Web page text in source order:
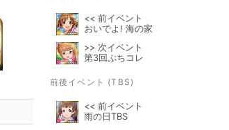
<< 前イベント
おいでよ! 海の家
>> 次イベント
第3回ぷちコレ
前後イベント (TBS)
<< 前イベント
雨の日TBS